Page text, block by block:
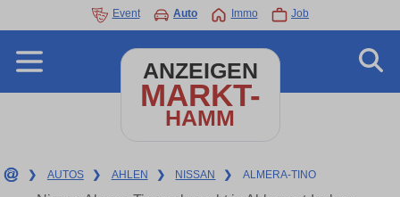
Event Auto Immo Job
ANZEIGEN
MARKT-
HAMM
❯ AUTOS ❯ AHLEN ❯ NISSAN ❯ ALMERA-TINO